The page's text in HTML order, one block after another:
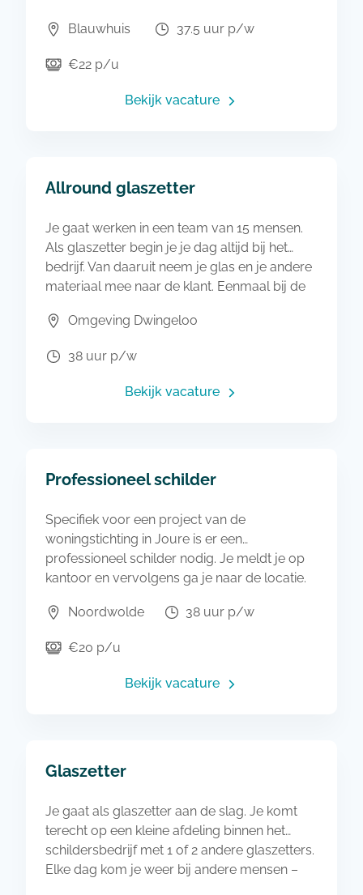
en zorgvuldig contact met klanten
werkplek, zonder lange reisafstanden voor
woon-werkverkeer.
Blauwhuis 37.5 uur p/w
€22 p/u
Bekijk vacature
Allround glaszetter
Je gaat werken in een team van 15 mensen.
Als glaszetter begin je je dag altijd bij het
bedrijf. Van daaruit neem je glas en je andere
materiaal mee naar de klant. Eenmaal bij de
professionele manier. Soms moeten er ook
bijvoorbeeld de kozijnen. Ook dat fiks jij.
Omgeving Dwingeloo
38 uur p/w
Bekijk vacature
Professioneel schilder
Specifiek voor een project van de
woningstichting in Joure is er een
professioneel schilder nodig. Je meldt je op
kantoor en vervolgens ga je naar de locatie.
rijden. Daar ga je aan de slag als zelfstandig
doen om een strak en netjes resultaat te
krijgen. Heb je nog geen ervaring als
schilder? Dan kun je hier ook een BBL-
Noordwolde 38 uur p/w
€20 p/u
Bekijk vacature
Glaszetter
Je gaat als glaszetter aan de slag. Je komt
terecht op een kleine afdeling binnen het
schildersbedrijf met 1 of 2 andere glaszetters.
Elke dag kom je weer bij andere mensen –